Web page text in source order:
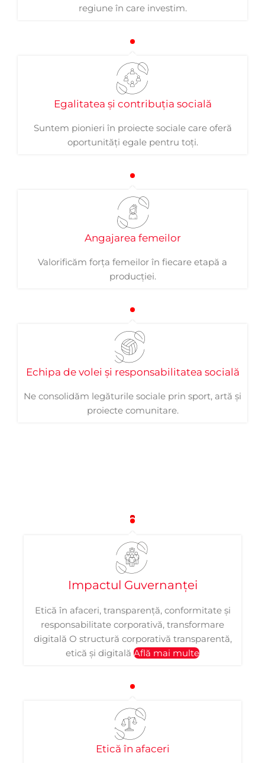
regiune în care investim.
Egalitatea și contribuția socială
Suntem pionieri în proiecte sociale care oferă
oportunități egale pentru toți.
Angajarea femeilor
Valorificăm forța femeilor în fiecare etapă a
producției.
Echipa de volei și responsabilitatea socială
Ne consolidăm legăturile sociale prin sport, artă și
proiecte comunitare.
Impactul Guvernanței
Etică în afaceri, transparență, conformitate și
responsabilitate corporativă, transformare
digitală O structură corporativă transparentă,
etică și digitală Află mai multe
Etică în afaceri